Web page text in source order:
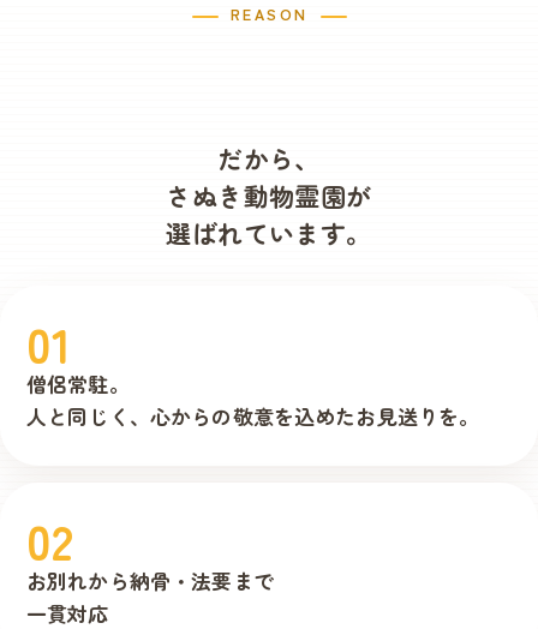
REASON
だから、
さぬき動物霊園が
選ばれています。
01
僧侶常駐。
人と同じく、 心からの敬意を込めたお見送りを。
02
お別れから納骨・法要まで
一貫対応